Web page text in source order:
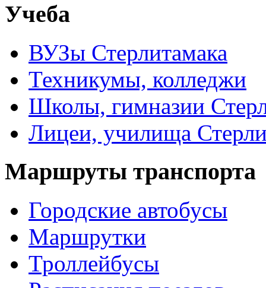
Учеба
ВУЗы Стерлитамака
Техникумы, колледжи
Школы, гимназии
Лицеи, училища
Маршруты транспорта
Городские автобусы
Маршрутки
Троллейбусы